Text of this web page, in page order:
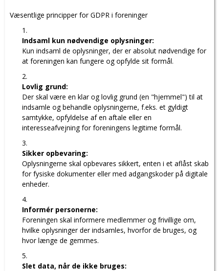
Væsentlige principper for GDPR i foreninger
Indsaml kun nødvendige oplysninger:
Kun indsaml de oplysninger, der er absolut nødvendige for
at foreningen kan fungere og opfylde sit formål.
Lovlig grund:
Der skal være en klar og lovlig grund (en "hjemmel") til at
indsamle og behandle oplysningerne, f.eks. et gyldigt
samtykke, opfyldelse af en aftale eller en
interesseafvejning for foreningens legitime formål.
Sikker opbevaring:
Oplysningerne skal opbevares sikkert, enten i et aflåst skab
for fysiske dokumenter eller med adgangskoder på digitale
enheder.
Informér personerne:
Foreningen skal informere medlemmer og frivillige om,
hvilke oplysninger der indsamles, hvorfor de bruges, og
hvor længe de gemmes.
Slet data, når de ikke bruges: